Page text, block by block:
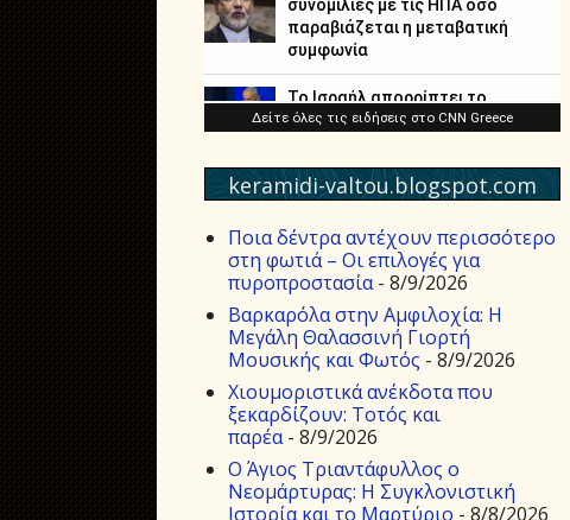
keramidi-valtou.blogspot.com
Ποια δέντρα αντέχουν περισσότερο
στη φωτιά – Οι επιλογές για
πυροπροστασία- 8/9/2026
Βαρκαρόλα στην Αμφιλοχία: Η
Μεγάλη Θαλασσινή Γιορτή
Μουσικής και Φωτός - 8/9/2026
Χιουμοριστικά ανέκδοτα που
ξεκαρδίζουν: Τοτός και
παρέα- 8/9/2026
Ο Άγιος Τριαντάφυλλος ο
Νεομάρτυρας: Η Συγκλονιστική
Ιστορία και το Μαρτύριο - 8/8/2026